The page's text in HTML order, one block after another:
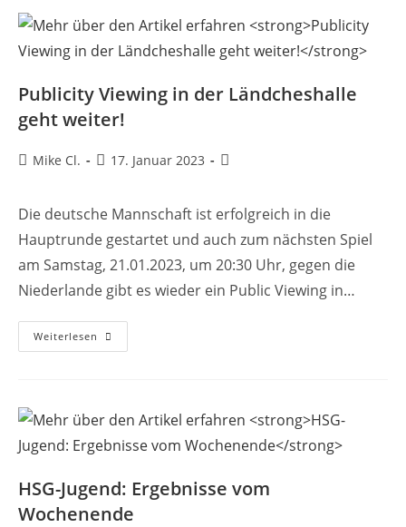
Publicity Viewing in der Ländcheshalle
geht weiter!
Beitrags-
Mike Cl.
Beitrag
17. Januar 2023
Beitrags-
Die deutsche Mannschaft ist erfolgreich in die
Hauptrunde gestartet und auch zum nächsten Spiel
am Samstag, 21.01.2023, um 20:30 Uhr, gegen die
Niederlande gibt es wieder ein Public Viewing in…
Weiterlesen Publicity
Viewing
Weiter!
HSG-Jugend: Ergebnisse vom
Wochenende